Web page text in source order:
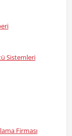
Sistemleri
Firması